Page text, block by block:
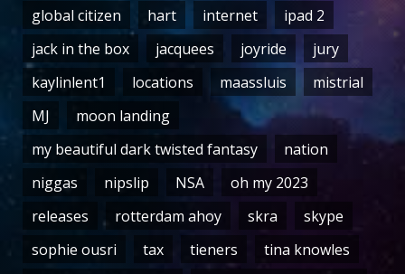
global citizen
hart internet
ipad 2
jack in the box
jacquees joyride
jury
kaylinlent1
locations maassluis
mistrial
MJ
moon landing
my beautiful dark twisted fantasy
nation
niggas
nipslip NSA
oh my 2023
releases
rotterdam ahoy skra
skype
sophie ousri
tax tieners
tina knowles